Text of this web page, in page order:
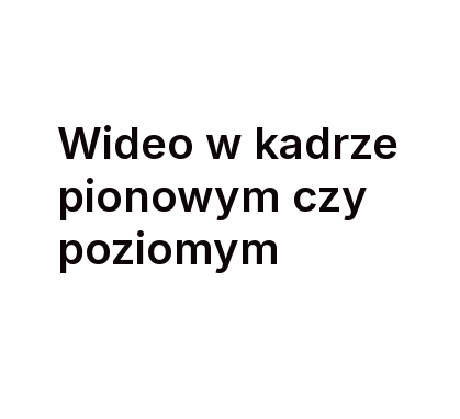
Wideo w kadrze
pionowym czy
poziomym